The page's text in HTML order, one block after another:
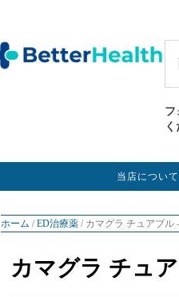
フ
く
当店について
ホーム /ED治療薬 / カマグラ チュアブル
カマグラ チュ